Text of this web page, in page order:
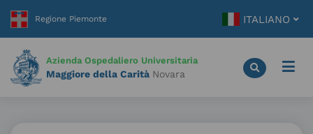
contenuto
ITALIANO
Azienda Ospedaliero Universitaria
Maggiore della Carità Novara